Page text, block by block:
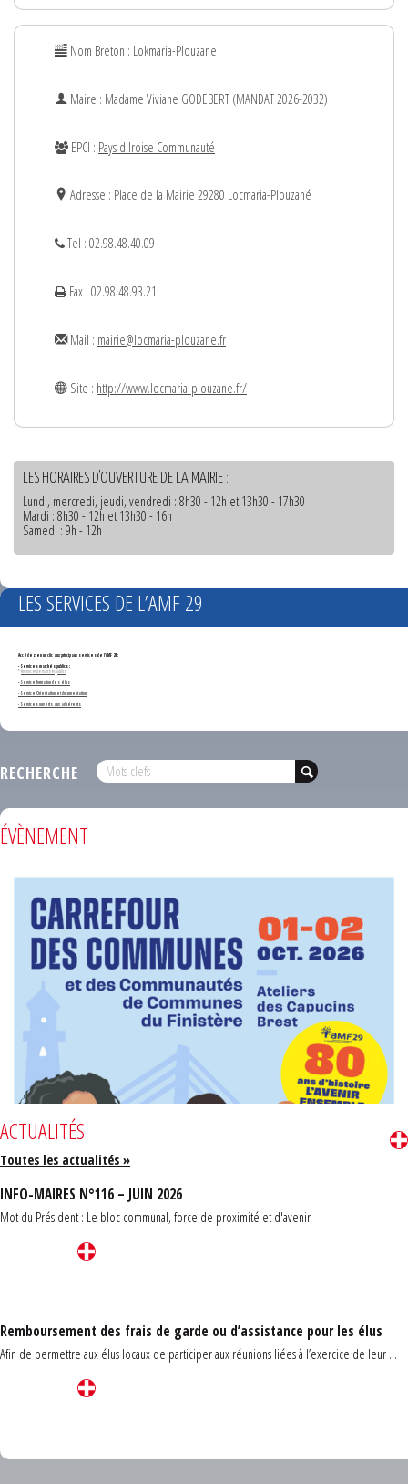
Nom Breton : Lokmaria-Plouzane
Maire : Madame Viviane GODEBERT (MANDAT 2026-2032)
EPCI : Pays d'Iroise Communauté
Adresse : Place de la Mairie 29280 Locmaria-Plouzané
Tel : 02.98.48.40.09
Fax : 02.98.48.93.21
Mail : mairie@locmaria-plouzane.fr
Site : http://www.locmaria-plouzane.fr/
LES HORAIRES D'OUVERTURE DE LA MAIRIE :
Lundi, mercredi, jeudi, vendredi : 8h30 - 12h et 13h30 - 17h30
Mardi : 8h30 - 12h et 13h30 - 16h
Samedi : 9h - 12h
LES SERVICES DE L’AMF 29
Accédez en un clic aux principaux services de l'AMF 29 :
- Services marchés publics :
*Annonces de marchés publics
-Service formation des élus
- Service Orientation et documentation
- Services ouverts aux adhérents
RECHERCHE
ÉVÈNEMENT
ACTUALITÉS
Toutes les actualités »
INFO-MAIRES N°116 – JUIN 2026
Mot du Président : Le bloc communal, force de proximité et d'avenir
Remboursement des frais de garde ou d’assistance pour les élus
Afin de permettre aux élus locaux de participer aux réunions liées à l’exercice de leur ...